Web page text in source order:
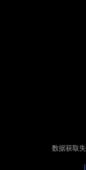
数据获取